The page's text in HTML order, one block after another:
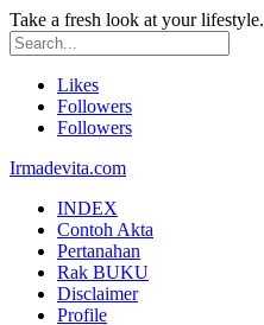
Take a fresh look at your lifestyle.
Likes
Followers
Followers
Irmadevita.com
INDEX
Contoh Akta
Pertanahan
Rak BUKU
Disclaimer
Profile